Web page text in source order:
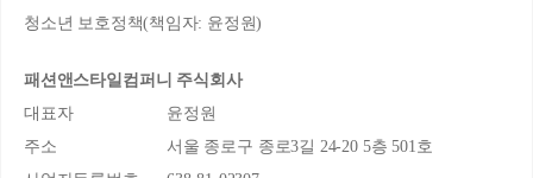
청소년 보호정책(책임자: 윤정원)
패션앤스타일컴퍼니 주식회사
대표자
윤정원
주소
서울 종로구 종로3길 24-20 5층 501호